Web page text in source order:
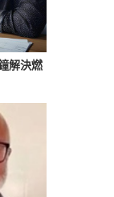
解決燃